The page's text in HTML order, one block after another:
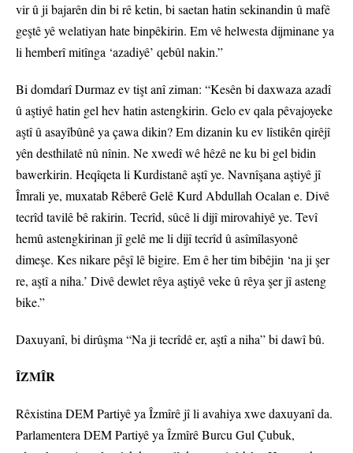
vir û ji bajarên din bi rê ketin, bi saetan hatin sekinandin û mafê
geştê yê welatiyan hate binpêkirin. Em vê helwesta dijminane ya
li hemberî mitînga ‘azadiyê’ qebûl nakin.”
Bi domdarî Durmaz ev tişt anî ziman: “Kesên bi daxwaza azadî
û aştiyê hatin gel hev hatin astengkirin. Gelo ev qala pêvajoyeke
aştî û asayîbûnê ya çawa dikin? Em dizanin ku ev lîstikên qirêjî
yên desthilatê nû nînin. Ne xwedî wê hêzê ne ku bi gel bidin
bawerkirin. Heqîqeta li Kurdistanê aştî ye. Navnîşana aştiyê jî
Îmrali ye, muxatab Rêberê Gelê Kurd Abdullah Ocalan e. Divê
tecrîd tavilê bê rakirin. Tecrîd, sûcê li dijî mirovahiyê ye. Tevî
hemû astengkirinan jî gelê me li dijî tecrîd û asîmîlasyonê
dimeşe. Kes nikare pêşî lê bigire. Em ê her tim bibêjin ‘na ji şer
re, aştî a niha.’ Divê dewlet rêya aştiyê veke û rêya şer jî asteng
bike.”
Daxuyanî, bi dirûşma “Na ji tecrîdê er, aştî a niha” bi dawî bû.
ÎZMÎR
Rêxistina DEM Partiyê ya Îzmîrê jî li avahiya xwe daxuyanî da.
Parlamentera DEM Partiyê ya Îzmîrê Burcu Gul Çubuk,